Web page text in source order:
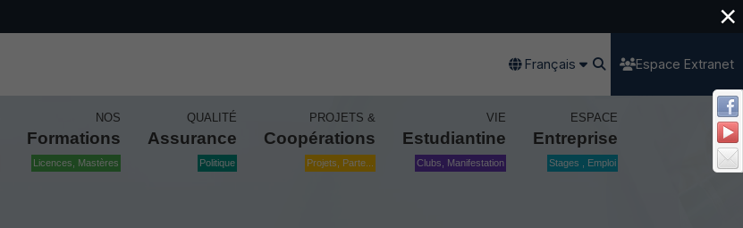
Français Espace Extranet
NOS
Formations
Licences, Mastères
QUALITÉ
Assurance
Politique
PROJETS &
Coopérations
Projets, Parte...
VIE
Estudiantine
Clubs, Manifestation
ESPACE
Entreprise
Stages , Emploi
×